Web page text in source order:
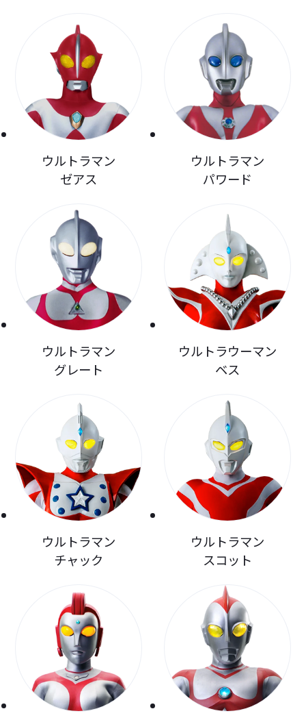
ウルトラマン
ゼアス
ウルトラマン
パワード
ウルトラマン
グレート
ウルトラウーマン
ベス
ウルトラマン
チャック
ウルトラマン
スコット